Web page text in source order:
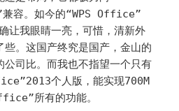
。如今的“WPS Office”
让我眼睛一亮，可惜，清新外
些。这国产终究是国产，金山的
公司比。而我也不指望一个只有
个人版，能实现700M
所有的功能。